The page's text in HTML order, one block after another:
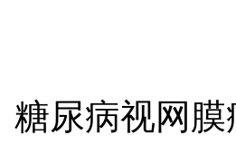
糖尿病视网